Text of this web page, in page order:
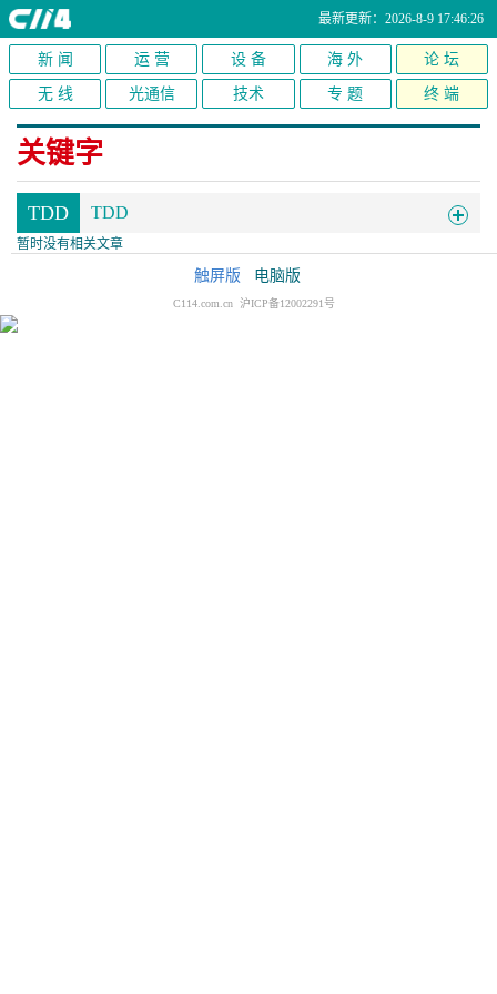
最新更新：2026-8-9 17:46:26
新 闻 运 营 设 备 海 外 论 坛
无 线 光通信 技术 专 题 终 端
关键字
TDD TDD
暂时没有相关文章
触屏版 电脑版
C114.com.cn 沪ICP备12002291号